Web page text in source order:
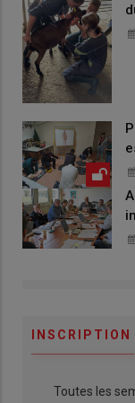
INSCRIPTION
Toutes les